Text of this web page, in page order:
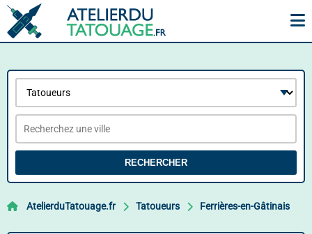
RECHERCHER
AtelierduTatouage.fr Tatoueurs Ferrières-en-Gâtinais